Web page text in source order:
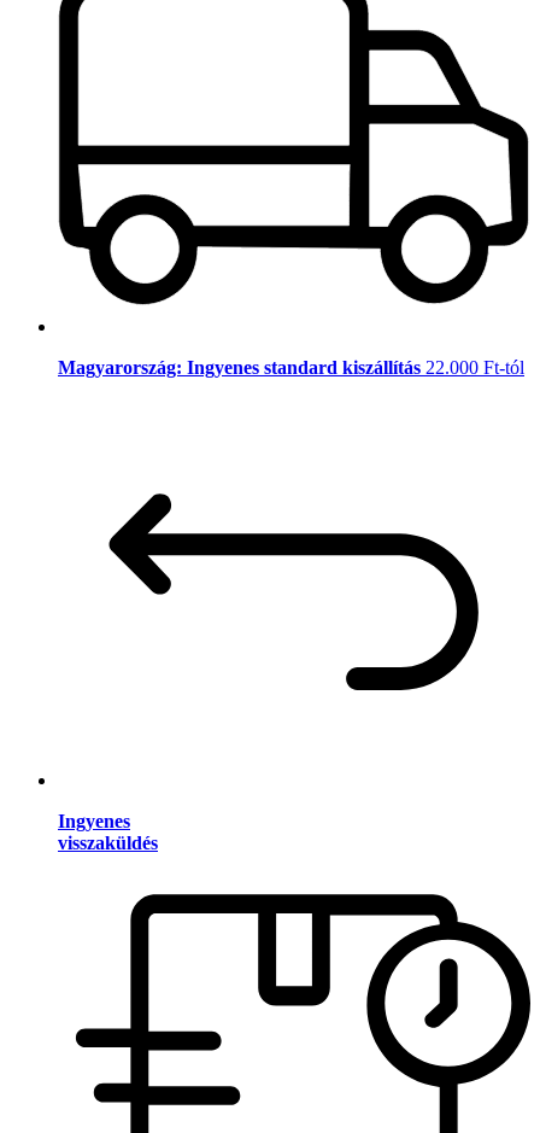
Magyarország: Ingyenes standard kiszállítás 22.000 Ft-tól
Ingyenes
visszaküldés